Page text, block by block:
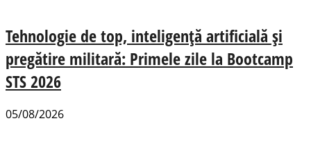
Tehnologie de top, inteligență artificială și
pregătire militară: Primele zile la Bootcamp
STS 2026
05/08/2026